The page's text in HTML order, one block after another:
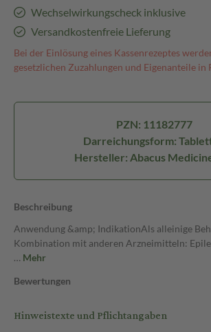
Wechselwirkungscheck inklusive
Versandkostenfreie Lieferung
Bei der Einlösung eines Kassenrezeptes
gesetzlichen Zuzahlungen und Eigenanteile in
PZN: 11182777
Darreichungsform:
Hersteller: Abacus
Beschreibung
Anwendung &amp; IndikationAls alleinige
Kombination mit anderen Arzneimitteln:
… Mehr
Bewertungen
Hinweistexte und Pflichtangaben